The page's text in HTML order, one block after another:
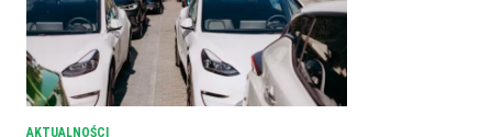
AKTUALNOŚCI